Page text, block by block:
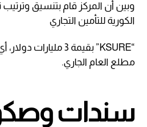
وبين أن المركز قام بتنسيق
الكورية للتأمين التجاري
مطلع العام الجاري.
سندات